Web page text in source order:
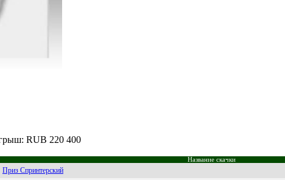
RUB 220 400
Название скачки
Приз Спринтерский